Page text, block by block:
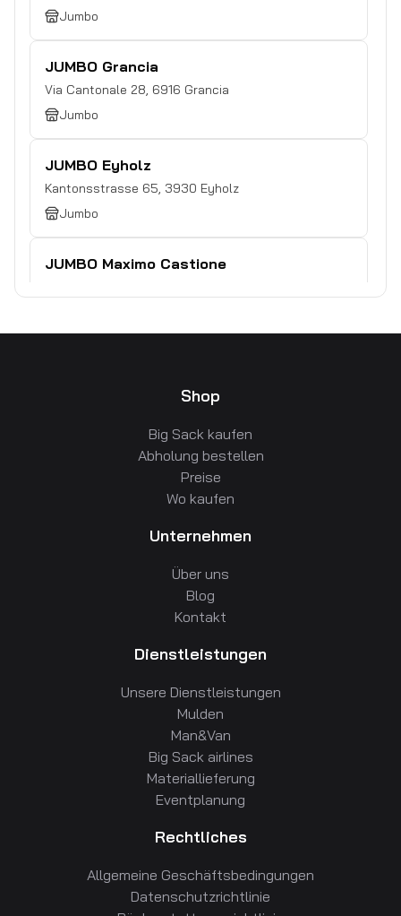
Jumbo
JUMBO Grancia
Via Cantonale 28, 6916 Grancia
Jumbo
JUMBO Eyholz
Kantonsstrasse 65, 3930 Eyholz
Jumbo
JUMBO Maximo Castione
JUMBO Tenero
Tenero
,4900 Langenthal
JUMBO Interlaken
JUMBO Heimberg
Blümlisalpstrasse 63,3627 Heimberg
Binningerstrasse 74,4123Allschwil
Shop
Big Sack kaufen
Abholung bestellen
Preise
Wo kaufen
Unternehmen
Über uns
Blog
Kontakt
Dienstleistungen
Unsere Dienstleistungen
Mulden
Man&Van
Big Sack airlines
Materiallieferung
Eventplanung
Rechtliches
Allgemeine Geschäftsbedingungen
Datenschutzrichtlinie